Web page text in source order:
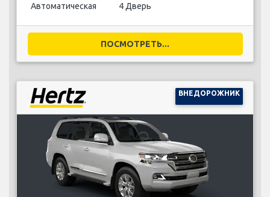
Автоматическая 4 Дверь
ПОСМОТРЕТЬ...
ВНЕДОРОЖНИК